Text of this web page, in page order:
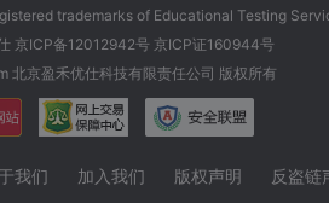
trademarks of Educational Testing
京ICP备12012942号 京ICP证160944号
京盈禾优仕科技有限责任公司 版权所有
我们 加入我们 版权声明 反盗链